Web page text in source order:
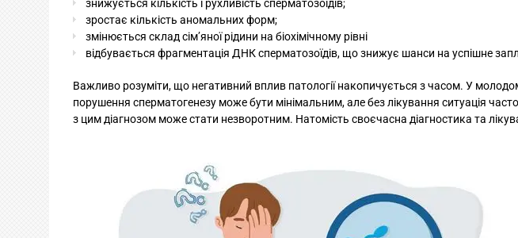
знижується кількість і рухливість сперматозоїдів;
зростає кількість аномальних форм;
змінюється склад сім’яної рідини на біохімічному рівні
відбувається фрагментація ДНК сперматозоїдів, що знижує шанси на успішне
Важливо розуміти, що негативний вплив патології накопичується з часом. У
порушення сперматогенезу може бути мінімальним, але без лікування ситуація
з цим діагнозом може стати незворотним. Натомість своєчасна діагностика та